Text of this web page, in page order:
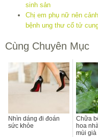
sinh sản
Chị em phụ nữ nên
bệnh ung thư cổ tử
Cùng Chuyên Mục
Nhìn dáng đi đoán
sức khỏe
Chữa
hoa
mùi già